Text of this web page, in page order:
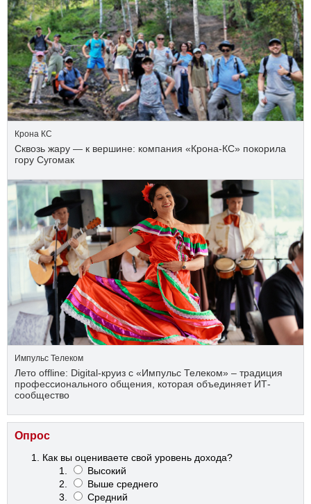
Крона КС
Сквозь жару — к вершине: компания «Крона‑КС» покорила
гору Сугомак
Импульс Телеком
Лето offline: Digital-круиз с «Импульс Телеком» – традиция
профессионального общения, которая объединяет ИТ-
сообщество
Опрос
Как вы оцениваете свой уровень дохода?
Высокий
Выше среднего
Средний